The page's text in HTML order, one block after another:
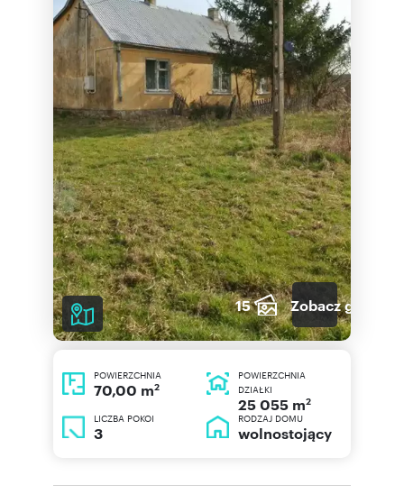
15 Zobacz galerię
POWIERZCHNIA
70,00 m2
POWIERZCHNIA
DZIAŁKI
25 055 m2
LICZBA POKOI
3
RODZAJ DOMU
wolnostojący